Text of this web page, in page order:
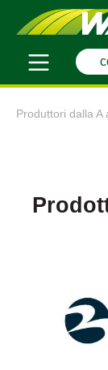
Produttori dalla A